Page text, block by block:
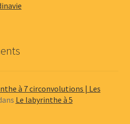
à 7 circonvolutions | Les
Le labyrinthe à 5